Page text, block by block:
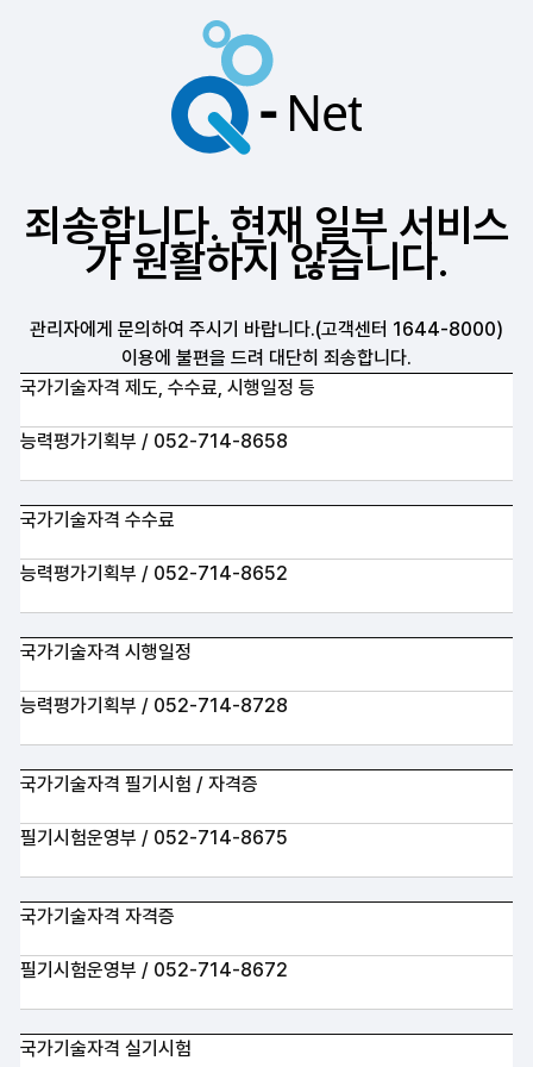
죄송합니다. 현재 일부 서비스
가 원활하지 않습니다.
관리자에게 문의하여 주시기 바랍니다.(고객센터 1644-8000)
이용에 불편을 드려 대단히 죄송합니다.
접수완료 및 수험표출록, 미결제, 입금대기 중 항목 순으로 접수상태
국가기술자격 제도, 수수료, 시행일정 등
능력평가기획부 / 052-714-8658
국가기술자격 수수료
능력평가기획부 / 052-714-8652
국가기술자격 시행일정
능력평가기획부 / 052-714-8728
국가기술자격 필기시험 / 자격증
필기시험운영부 / 052-714-8675
국가기술자격 자격증
필기시험운영부 / 052-714-8672
국가기술자격 실기시험